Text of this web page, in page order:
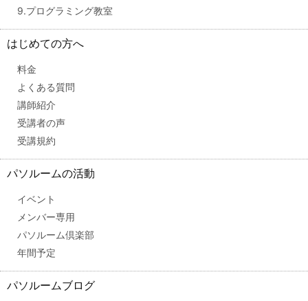
9.プログラミング教室
はじめての方へ
料金
よくある質問
講師紹介
受講者の声
受講規約
パソルームの活動
イベント
メンバー専用
パソルーム倶楽部
年間予定
パソルームブログ